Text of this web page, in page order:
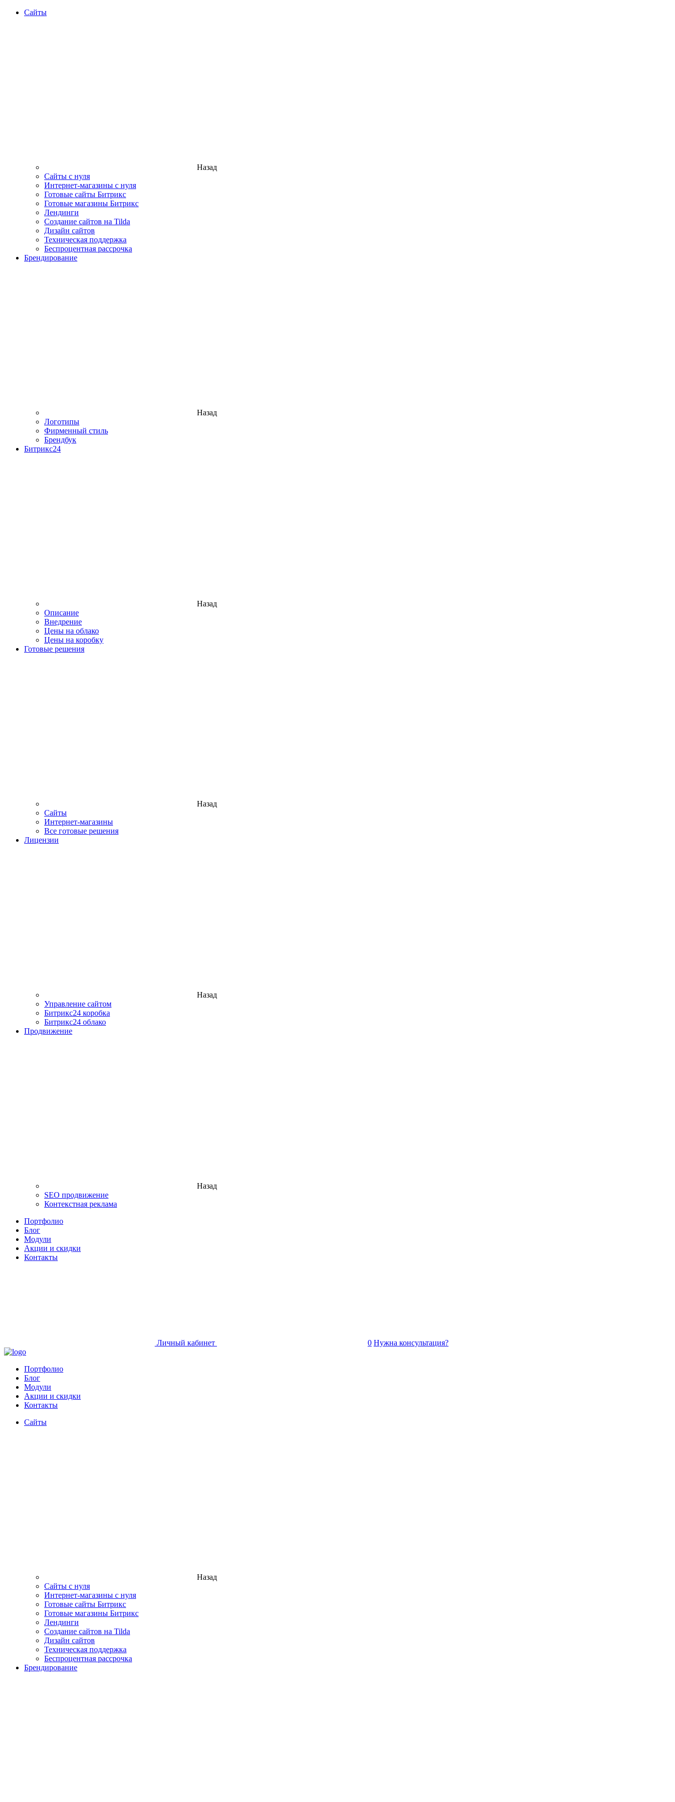
Сайты
Назад
Сайты с нуля
Интернет-магазины с нуля
Готовые сайты Битрикс
Готовые магазины Битрикс
Лендинги
Создание сайтов на Tilda
Дизайн сайтов
Техническая поддержка
Беспроцентная рассрочка
Брендирование
Назад
Логотипы
Фирменный стиль
Брендбук
Битрикс24
Назад
Описание
Внедрение
Цены на облако
Цены на коробку
Готовые решения
Назад
Сайты
Интернет-магазины
Все готовые решения
Лицензии
Назад
Управление сайтом
Битрикс24 коробка
Битрикс24 облако
Продвижение
Назад
SEO продвижение
Контекстная реклама
Портфолио
Блог
Модули
Акции и скидки
Контакты
Личный кабинет 0 Нужна консультация?
Портфолио
Блог
Модули
Акции и скидки
Контакты
Сайты
Назад
Сайты с нуля
Интернет-магазины с нуля
Готовые сайты Битрикс
Готовые магазины Битрикс
Лендинги
Создание сайтов на Tilda
Дизайн сайтов
Техническая поддержка
Беспроцентная рассрочка
Брендирование